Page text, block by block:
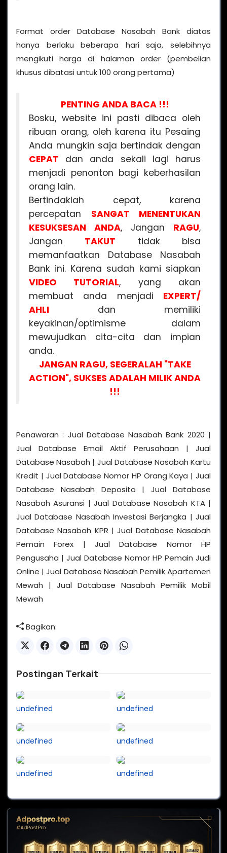
Format order Database Nasabah Bank diatas
hanya berlaku beberapa hari saja, selebihnya
mengikuti harga di halaman order (pembelian
khusus dibatasi untuk 100 orang pertama)
PENTING ANDA BACA !!!
Bosku, website ini pasti dibaca oleh
ribuan orang, oleh karena itu Pesaing
Anda mungkin saja bertindak dengan
CEPAT dan anda sekali lagi harus
menjadi penonton bagi keberhasilan
orang lain.
Bertindaklah cepat, karena
percepatan SANGAT MENENTUKAN
KESUKSESAN ANDA, Jangan RAGU,
Jangan TAKUT tidak bisa
memanfaatkan Database Nasabah
Bank ini. Karena sudah kami siapkan
VIDEO
TUTORIAL, yang akan
membuat anda menjadi EXPERT/
AHLI dan memiliki
keyakinan/optimisme dalam
mewujudkan cita-cita dan impian
anda.
JANGAN RAGU, SEGERALAH "TAKE
ACTION", SUKSES ADALAH MILIK ANDA
!!!
Penawaran : Jual Database Nasabah Bank 2020 |
Jual Database Email Aktif Perusahaan | Jual
Database Nasabah | Jual Database Nasabah Kartu
Kredit | Jual Database Nomor HP Orang Kaya | Jual
Database Nasabah Deposito | Jual Database
Nasabah Asuransi | Jual Database Nasabah KTA |
Jual Database Nasabah Investasi Berjangka | Jual
Database Nasabah KPR | Jual Database Nasabah
Pemain Forex | Jual Database Nomor HP
Pengusaha | Jual Database Nomor HP Pemain Judi
Online | Jual Database Nasabah Pemilik Apartemen
Mewah | Jual Database Nasabah Pemilik Mobil
Mewah
Bagikan:
Postingan Terkait
undefined undefined
undefined undefined
undefined undefined